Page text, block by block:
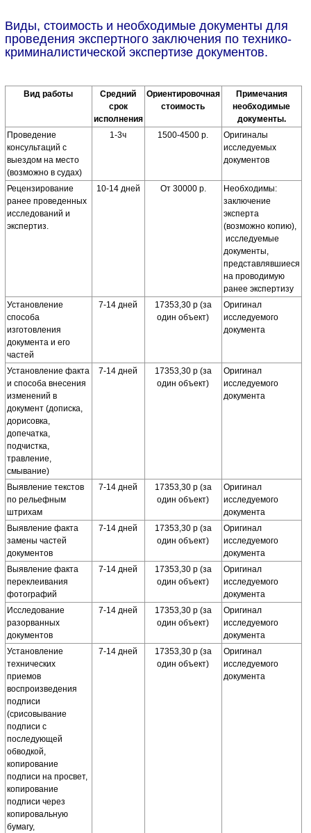
Виды, стоимость и необходимые документы для
проведения экспертного заключения по технико-
криминалистической экспертизе документов.
Вид работы
Средний
срок
исполнения
Ориентировочная
стоимость
Примечания
необходимые
документы.
Проведение
консультаций с
выездом на место
(возможно в судах)
1-3ч 1500-4500 р.
Оригиналы
исследуемых
документов
Рецензирование
ранее проведенных
исследований и
экспертиз.
10-14 дней От 30000 р.
Необходимы:
заключение
эксперта
(возможно копию),
исследуемые
документы,
представлявшиеся
на проводимую
ранее экспертизу
Установление
способа
изготовления
документа и его
частей
7-14 дней
17353,30 р (за
один объект)
Оригинал
исследуемого
документа
Установление факта
и способа внесения
изменений в
документ (дописка,
дорисовка,
допечатка,
подчистка,
травление,
смывание)
7-14 дней
17353,30 р (за
один объект)
Оригинал
исследуемого
документа
Выявление текстов
по рельефным
штрихам
7-14 дней
17353,30 р (за
один объект)
Оригинал
исследуемого
документа
Выявление факта
замены частей
документов
7-14 дней
17353,30 р (за
один объект)
Оригинал
исследуемого
документа
Выявление факта
переклеивания
фотографий
7-14 дней
17353,30 р (за
один объект)
Оригинал
исследуемого
документа
Исследование
разорванных
документов
7-14 дней
17353,30 р (за
один объект)
Оригинал
исследуемого
документа
Установление
технических
приемов
воспроизведения
подписи
(срисовывание
подписи с
последующей
обводкой,
копирование
подписи на просвет,
копирование
подписи через
копировальную
бумагу,
7-14 дней
17353,30 р (за
один объект)
Оригинал
исследуемого
документа